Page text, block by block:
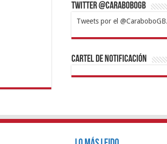
Twitter @CaraboboGB
Tweets por el @CaraboboGB.
1xbetBetturkeyBetistKralbet
https://mvbcasino.com/
Cartel de Notificación